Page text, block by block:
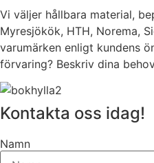
Vi väljer hållbara material,
Myresjökök, HTH, Norema,
varumärken enligt kundens
förvaring? Beskriv dina
Kontakta oss idag!
Namn